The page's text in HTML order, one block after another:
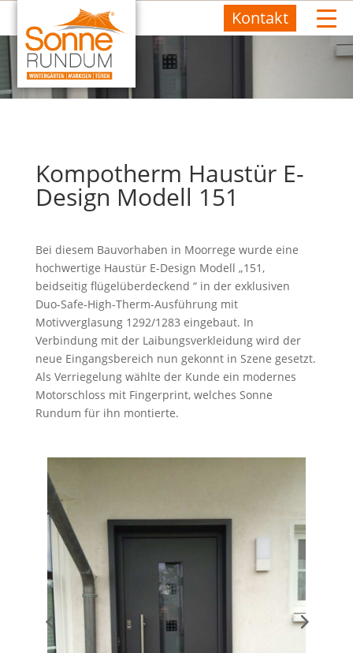
Kontakt
Kompotherm Haustür E-
Design Modell 151
Bei diesem Bauvorhaben in Moorrege wurde eine
hochwertige Haustür E-Design Modell „151,
beidseitig flügelüberdeckend “ in der exklusiven
Duo-Safe-High-Therm-Ausführung mit
Motivverglasung 1292/1283 eingebaut. In
Verbindung mit der Laibungsverkleidung wird der
neue Eingangsbereich nun gekonnt in Szene gesetzt.
Als Verriegelung wählte der Kunde ein modernes
Motorschloss mit Fingerprint, welches Sonne
Rundum für ihn montierte.